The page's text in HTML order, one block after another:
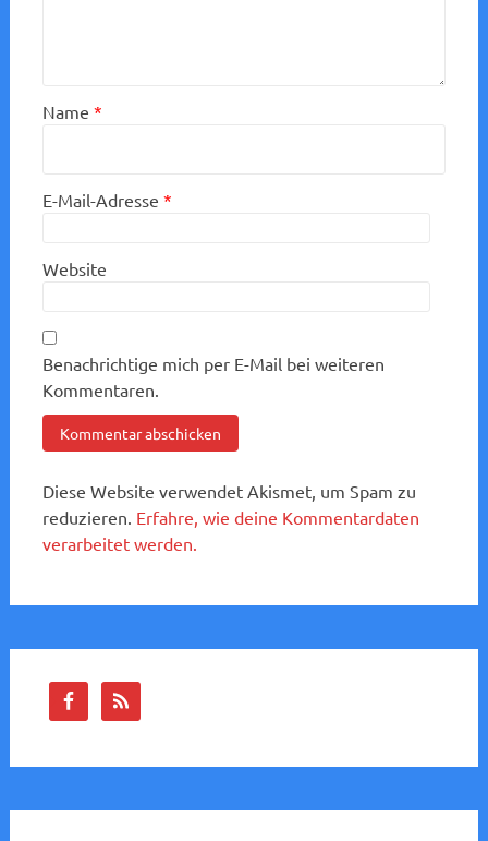
Name *
E-Mail-Adresse *
Website
Benachrichtige mich per E-Mail bei weiteren
Kommentaren.
Diese Website verwendet Akismet, um Spam zu
reduzieren. Erfahre, wie deine Kommentardaten
verarbeitet werden.